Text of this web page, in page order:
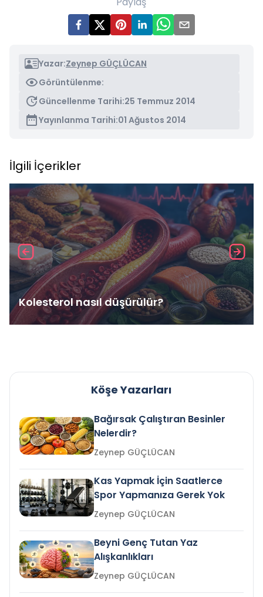
Yazar:Zeynep GÜÇLÜCAN
Görüntülenme:
Güncellenme Tarihi:25 Temmuz 2014
Yayınlanma Tarihi:01 Ağustos 2014
İlgili İçerikler
Kolesterol nasıl düşürülür?
Köşe Yazarları
Bağırsak Çalıştıran Besinler
Nelerdir?
Zeynep GÜÇLÜCAN
Kas Yapmak İçin Saatlerce
Spor Yapmanıza Gerek Yok
Zeynep GÜÇLÜCAN
Beyni Genç Tutan Yaz
Alışkanlıkları
Zeynep GÜÇLÜCAN